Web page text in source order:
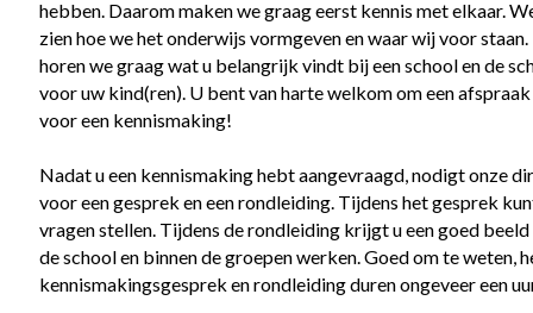
hebben. Daarom maken we graag eerst kennis met elkaar.
zien hoe we het onderwijs vormgeven en waar wij voor
horen we graag wat u belangrijk vindt bij een school en de
voor uw kind(ren). U bent van harte welkom om een
voor een kennismaking!
Nadat u een kennismaking hebt aangevraagd, nodigt onze
voor een gesprek en een rondleiding. Tijdens het gesprek
vragen stellen. Tijdens de rondleiding krijgt u een goed beeld
de school en binnen de groepen werken. Goed om te weten,
kennismakingsgesprek en rondleiding duren ongeveer een